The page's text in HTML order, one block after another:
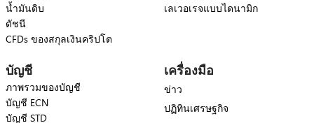
น้ำมันดิบ
ดัชนี
CFDs ของสกุลเงินคริปโต
เลเวอเรจแบบไดนามิก
บัญชี
ภาพรวมของบัญชี
บัญชี ECN
บัญชี STD
เครื่องมือ
ข่าว
ปฏิทินเศรษฐกิจ